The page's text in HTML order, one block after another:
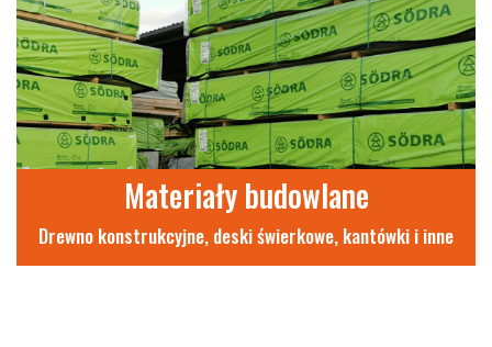
Materiały budowlane
Drewno konstrukcyjne, deski świerkowe, kantówki i inne